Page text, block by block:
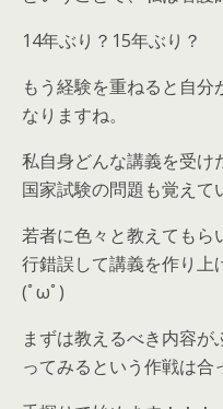
14年ぶり？15年ぶり？
もう経験を重ねると自分
なりますね。
私自身どんな講義を受け
国家試験の問題も覚えて
若者に色々と教えてもら
行錯誤して講義を作り上
(ﾟωﾟ)
まずは教えるべき内容
ってみるという作戦は合